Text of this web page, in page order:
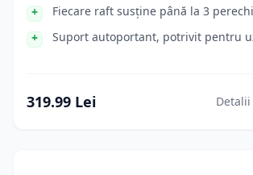
Fiecare raft susține până la 3
Suport autoportant, potrivit pentru
319.99 Lei Detalii